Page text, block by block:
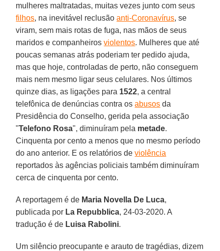
mulheres maltratadas, muitas vezes junto com seus
filhos, na inevitável reclusãoanti-Coronavírus, se
viram, sem mais rotas de fuga, nas mãos de seus
maridos e companheirosviolentos. Mulheres que até
poucas semanas atrás poderiam ter pedido ajuda,
mas que hoje, controladas de perto, não conseguem
mais nem mesmo ligar seus celulares. Nos últimos
quinze dias, as ligações para 1522, a central
telefônica de denúncias contra osabusos da
Presidência do Conselho, gerida pela associação
"Telefono Rosa", diminuíram pela metade.
Cinquenta por cento a menos que no mesmo período
do ano anterior. E os relatórios deviolência
reportados às agências policiais também diminuíram
cerca de cinquenta por cento.
A reportagem é de Maria Novella De Luca,
publicada por La Repubblica, 24-03-2020. A
tradução é de Luisa Rabolini.
Um silêncio preocupante e arauto de tragédias, dizem